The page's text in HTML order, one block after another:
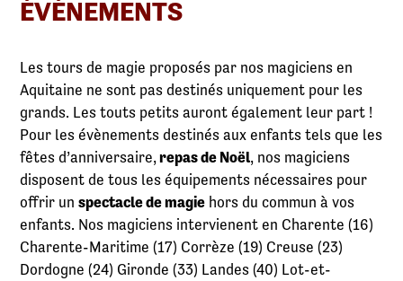
ÉVÉNEMENTS
Les tours de magie proposés par nos magiciens en
Aquitaine ne sont pas destinés uniquement pour les
grands. Les touts petits auront également leur part !
Pour les évènements destinés aux enfants tels que les
fêtes d’anniversaire,repas de Noël, nos magiciens
disposent de tous les équipements nécessaires pour
offrir unspectacle de magie hors du commun à vos
enfants. Nos magiciens intervienent en Charente (16)
Charente-Maritime (17) Corrèze (19) Creuse (23)
Dordogne (24) Gironde (33) Landes (40) Lot-et-